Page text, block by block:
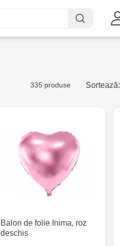
335 produse Sortează:
Balon de folie Inima, roz
deschis